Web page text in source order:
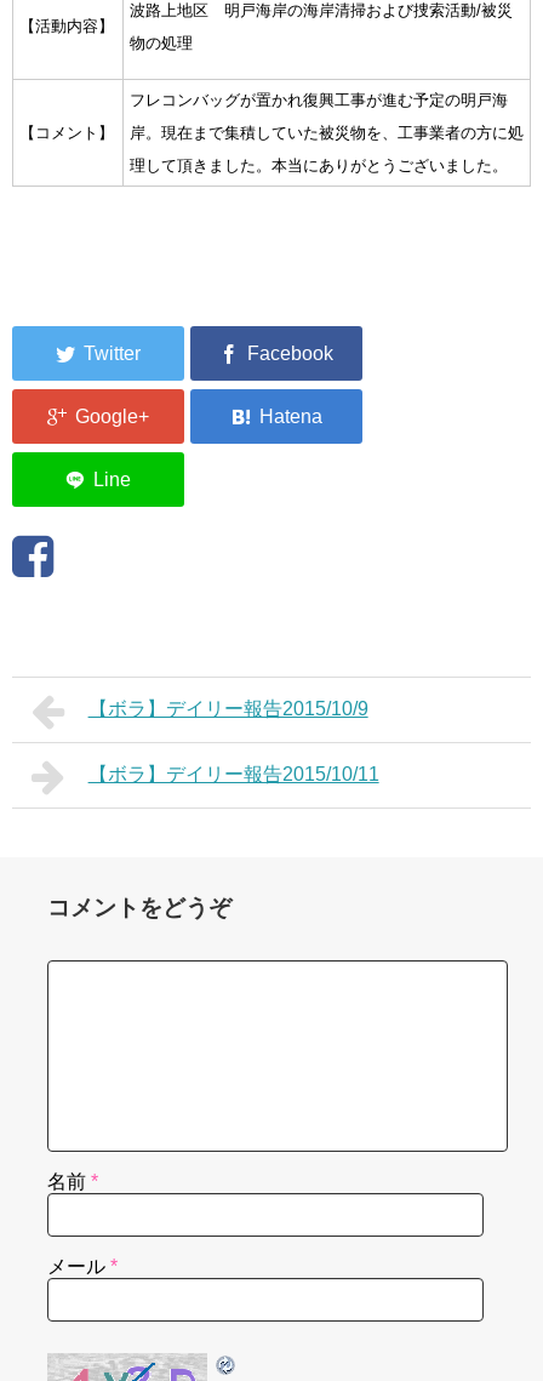
【活動内容】
波路上地区 明戸海岸の海岸清掃および捜索活動/被災
物の処理
【コメント】
フレコンバッグが置かれ復興工事が進む予定の明戸海
岸。現在まで集積していた被災物を、工事業者の方に処
理して頂きました。本当にありがとうございました。
【ボラ】デイリー報告2015/10/9
【ボラ】デイリー報告2015/10/11
コメントをどうぞ
名前 *
メール *
ボランティア募集要項
被災者支援活動【休止中】
港町の縫いっ娘ぶらぐ
リンク